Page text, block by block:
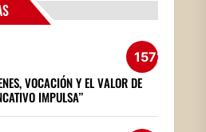
1572
VOCACIÓN Y EL VALOR DE
IMPULSA”